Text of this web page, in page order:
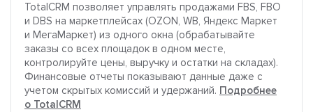
TotalCRM позволяет управлять продажами FBS, FBO
и DBS на маркетплейсах (OZON, WB, Яндекс Маркет
и МегаМаркет) из одного окна (обрабатывайте
заказы со всех площадок в одном месте,
контролируйте цены, выручку и остатки на складах).
Финансовые отчеты показывают данные даже с
учетом скрытых комиссий и удержаний. Подробнее
о TotalCRM